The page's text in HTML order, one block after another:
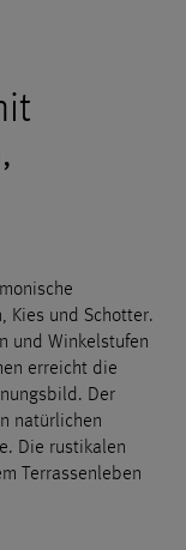
Kies und Schotter.
und Winkelstufen
erreicht die
Der
natürlichen
Die rustikalen
Terrassenleben